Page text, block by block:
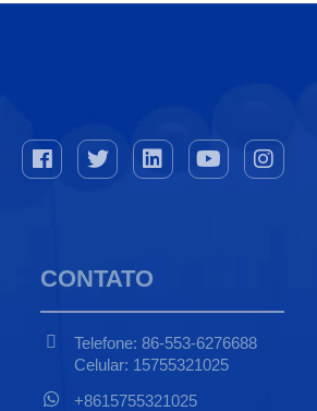
CONTATO
Telefone: 86-553-6276688
Celular: 15755321025
+8615755321025